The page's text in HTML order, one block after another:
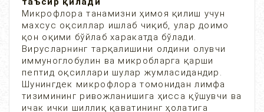
Микрофлора танамизни ҳимоя қилиш учун
махсус оқсиллар ишлаб чиқиб, улар доимо
қон оқими бўйлаб харакатда бўлади.
Вирусларнинг тарқалишини олдини олувчи
иммуноглобулин ва микробларга қарши
пептид оқсиллари шулар жумласидандир.
Шунингдек микрофлора томонидан лимфа
тизимининг ривожланишига ҳисса қўшувчи ва
ичак ички шиллиқ қаватининг ҳолатига